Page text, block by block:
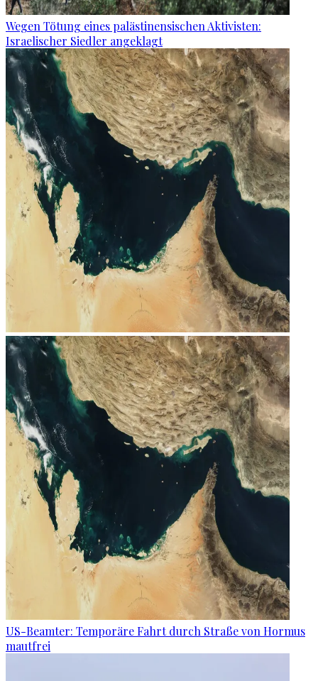
Wegen Tötung eines palästinensischen Aktivisten:
Israelischer Siedler angeklagt
US-Beamter: Temporäre Fahrt durch Straße von Hormus
mautfrei